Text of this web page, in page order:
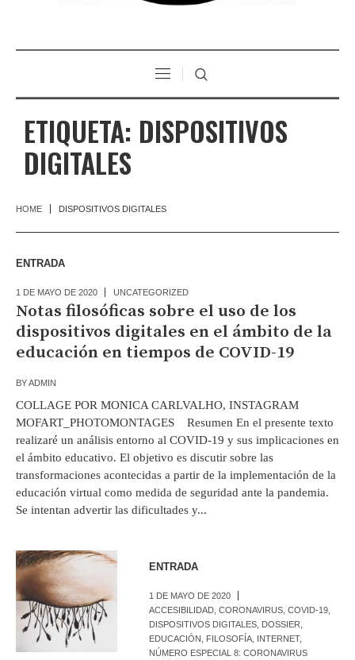
ETIQUETA: DISPOSITIVOS
DIGITALES
HOME DISPOSITIVOS DIGITALES
ENTRADA
1 DE MAYO DE 2020 UNCATEGORIZED
Notas filosóficas sobre el uso de los
dispositivos digitales en el ámbito de la
educación en tiempos de COVID-19
BYADMIN
COLLAGE POR MONICA CARLVALHO, INSTAGRAM
MOFART_PHOTOMONTAGES Resumen En el presente texto
realizaré un análisis entorno al COVID-19 y sus implicaciones en
el ámbito educativo. El objetivo es discutir sobre las
transformaciones acontecidas a partir de la implementación de la
educación virtual como medida de seguridad ante la pandemia.
Se intentan advertir las dificultades y...
ENTRADA
1 DE MAYO DE 2020
ACCESIBILIDAD ,CORONAVIRUS ,COVID-19
DISPOSITIVOS DIGITALES DOSSIER
EDUCACIÓN
FILOSOFÍA INTERNET,
NÚMERO ESPECIAL 8: CORONAVIRUS